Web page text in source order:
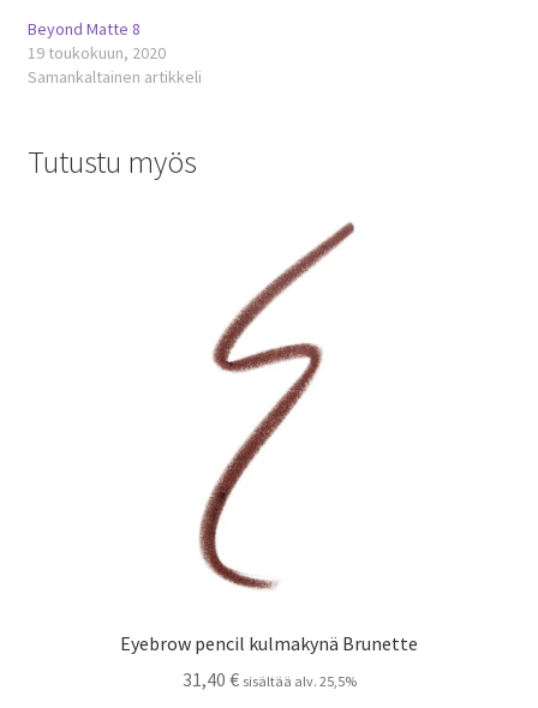
Beyond Matte 8
19 toukokuun, 2020
Samankaltainen artikkeli
Tutustu myös
Eyebrow pencil kulmakynä Brunette
31,40 € sisältää alv. 25,5%